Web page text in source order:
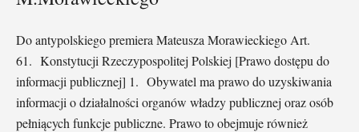
Do antypolskiego premiera Mateusza Morawieckiego Art.
61. Konstytucji Rzeczypospolitej Polskiej [Prawo dostępu do
informacji publicznej] 1. Obywatel ma prawo do uzyskiwania
informacji o działalności organów władzy publicznej oraz osób
pełniących funkcje publiczne. Prawo to obejmuje również